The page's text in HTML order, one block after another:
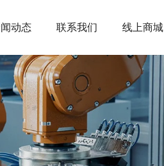
动态 联系我们 线上商城